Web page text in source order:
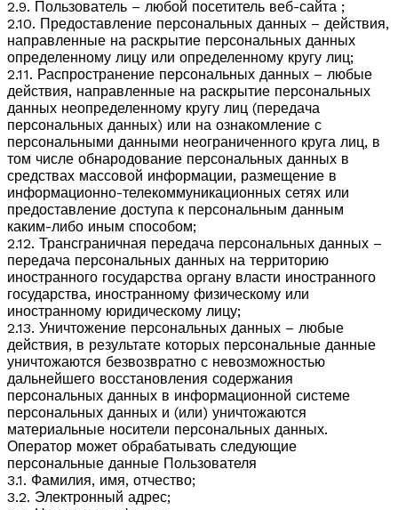
2.9. Пользователь – любой посетитель веб-сайта ;
2.10. Предоставление персональных данных – действия,
направленные на раскрытие персональных данных
определенному лицу или определенному кругу лиц;
2.11. Распространение персональных данных – любые
действия, направленные на раскрытие персональных
данных неопределенному кругу лиц (передача
персональных данных) или на ознакомление с
персональными данными неограниченного круга лиц, в
том числе обнародование персональных данных в
средствах массовой информации, размещение в
информационно-телекоммуникационных сетях или
предоставление доступа к персональным данным
каким-либо иным способом;
2.12. Трансграничная передача персональных данных –
передача персональных данных на территорию
иностранного государства органу власти иностранного
государства, иностранному физическому или
иностранному юридическому лицу;
2.13. Уничтожение персональных данных – любые
действия, в результате которых персональные данные
уничтожаются безвозвратно с невозможностью
дальнейшего восстановления содержания
персональных данных в информационной системе
персональных данных и (или) уничтожаются
материальные носители персональных данных.
Оператор может обрабатывать следующие
персональные данные Пользователя
3.1. Фамилия, имя, отчество;
3.2. Электронный адрес;